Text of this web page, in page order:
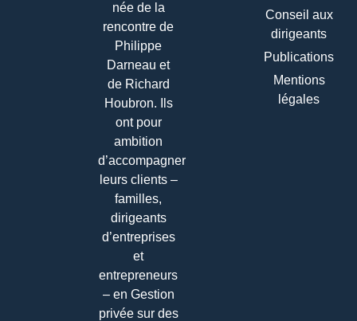
née de la
rencontre de
Philippe
Darneau et
de Richard
Houbron. Ils
ont pour
ambition
d’accompagner
leurs clients –
familles,
dirigeants
d’entreprises
et
entrepreneurs
– en Gestion
privée sur des
Conseil aux
dirigeants
Publications
Mentions
légales